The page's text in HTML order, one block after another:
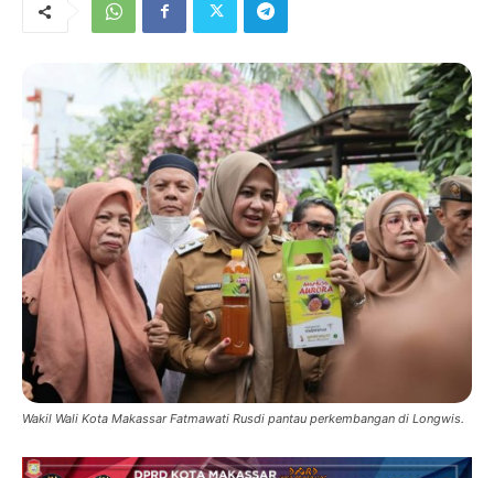
Wakil Wali Kota Makassar Fatmawati Rusdi pantau perkembangan di Longwis.